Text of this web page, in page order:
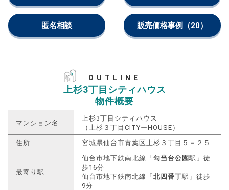
匿名相談 販売価格事例 （20）
OUTLINE
上杉3丁目シティハウス
物件概要
マンション名
上杉3丁目シティハウス
（上杉３丁目CITYーHOUSE）
住所
宮城県仙台市青葉区上杉３丁目５－２５
最寄り駅
仙台市地下鉄南北線「勾当台公園駅」徒
歩16分
仙台市地下鉄南北線「北四番丁駅」徒歩
9分